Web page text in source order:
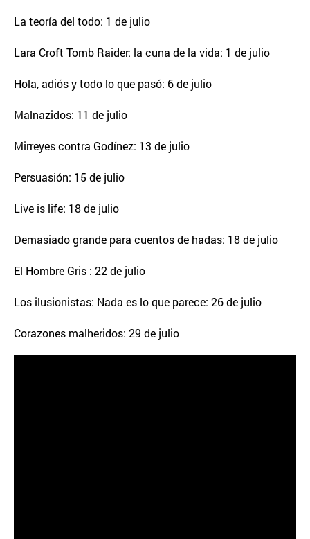
La teoría del todo: 1 de julio
Lara Croft Tomb Raider: la cuna de la vida: 1 de julio
Hola, adiós y todo lo que pasó: 6 de julio
Malnazidos: 11 de julio
Mirreyes contra Godínez: 13 de julio
Persuasión: 15 de julio
Live is life: 18 de julio
Demasiado grande para cuentos de hadas: 18 de julio
El Hombre Gris : 22 de julio
Los ilusionistas: Nada es lo que parece: 26 de julio
Corazones malheridos: 29 de julio